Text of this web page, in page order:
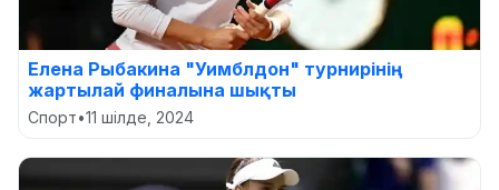
Елена Рыбакина "Уимблдон" турнирінің
жартылай финалына шықты
Спорт•11 шілде, 2024